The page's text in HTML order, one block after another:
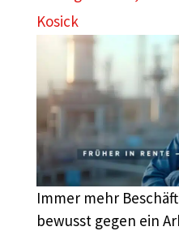
Kosick
Immer mehr
bewusst gegen ein